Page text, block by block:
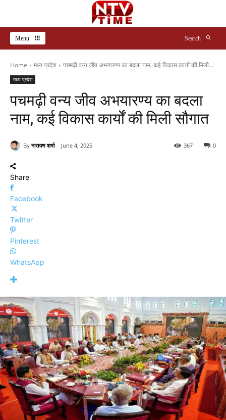
Menu Search
Home मध्य प्रदेश पचमढ़ी वन्य जीव अभयारण्य का बदला नाम, कई विकास कार्यों की मिली...
मध्य प्रदेश
पचमढ़ी वन्य जीव अभयारण्य का बदला
नाम, कई विकास कार्यों की मिली सौगात
By नारायण शर्मा June 4, 2025 0
367
Share
Facebook
Twitter
Pinterest
WhatsApp